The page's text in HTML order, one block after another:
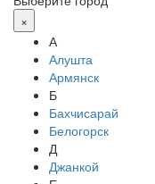
×
А
Алушта
Армянск
Б
Бахчисарай
Белогорск
Д
Джанкой